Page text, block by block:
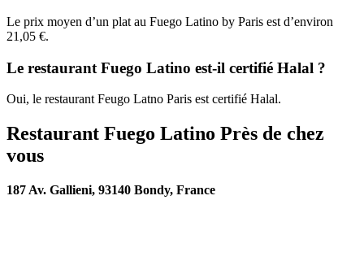
Le prix moyen d’un plat au Fuego Latino by Paris est d’environ
21,05 €.
Le restaurant Fuego Latino est-il certifié Halal ?
Oui, le restaurant Feugo Latno Paris est certifié Halal.
Restaurant Fuego Latino Près de chez
vous
187 Av. Gallieni, 93140 Bondy, France